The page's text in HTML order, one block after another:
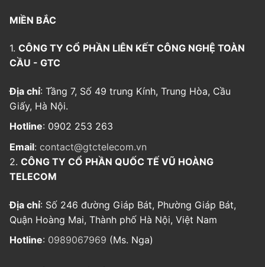
MIỀN BẮC
1. CÔNG TY CỔ PHẦN LIÊN KẾT CÔNG NGHỆ TOÀN
CẦU - GTC
Địa chỉ: Tầng 7, Số 49 trung Kính, Trung Hòa, Cầu
Giấy, Hà Nội.
Hotline: 0902 253 263
Email: contact@gtctelecom.vn
2. CÔNG TY CỔ PHẦN QUỐC TẾ VŨ HOÀNG
TELECOM
Địa chỉ: Số 246 đường Giáp Bát, Phường Giáp Bát,
Quận Hoàng Mai, Thành phố Hà Nội, Việt Nam
Hotline: 0989067969 (Ms. Nga)